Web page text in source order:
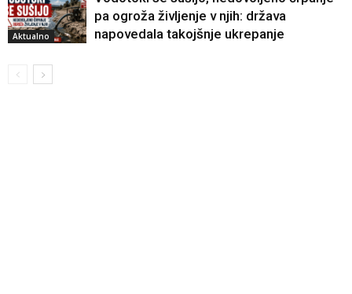
Aktualno
pa ogroža življenje v njih: država
napovedala takojšnje ukrepanje